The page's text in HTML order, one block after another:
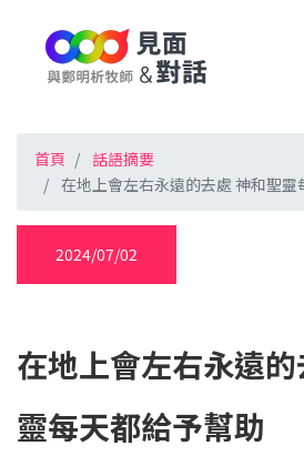
首頁
話語摘要
在地上會左右永遠的去處 神和聖靈
2024/07/02
在地上會左右永遠
靈每天都給予幫助